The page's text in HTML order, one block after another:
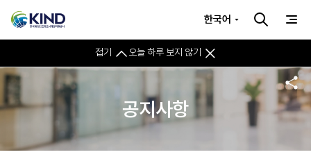
접기 오늘 하루 보지 않기
한국어
공지사항